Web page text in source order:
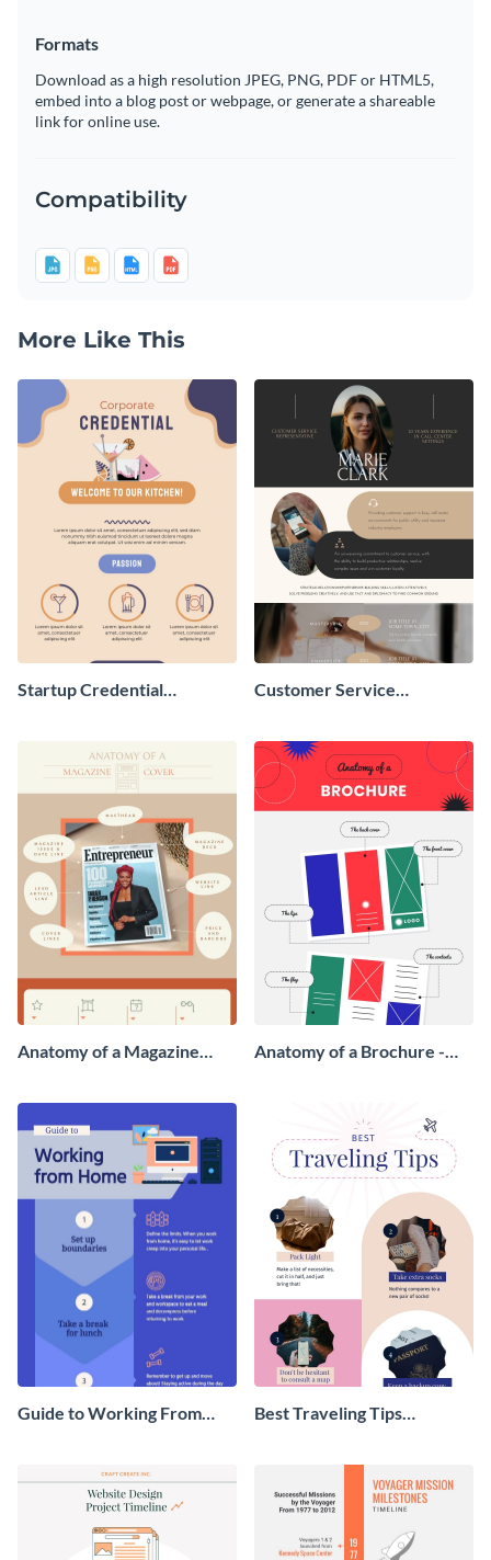
Formats
Download as a high resolution JPEG, PNG, PDF or HTML5,
embed into a blog post or webpage, or generate a shareable
link for online use.
Compatibility
More Like This
Startup Credential
Customer Service
Anatomy of a Magazine
Anatomy of a Brochure -
Guide to Working From
Best Traveling Tips